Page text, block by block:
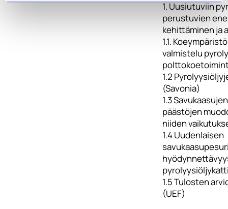
1. Uusiutuviin
perustuvien
kehittäminen ja
1.1.
valmistelu
1.2
(Savonia)
1.3
päästöjen
niiden
1.4 Uudenlaisen
1.5 Tulosten
(UEF)